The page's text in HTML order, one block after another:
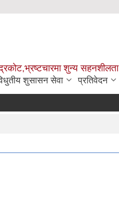
शुन्य सहनशीलता
शुसासन सेवा प्रतिवेदन